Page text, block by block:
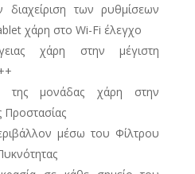
των ρυθμίσεων
χάρη στο Wi-Fi έλεγχο
χάρη στην μέγιστη
της μονάδας χάρη στην
Προστασίας
μέσω του Φίλτρου